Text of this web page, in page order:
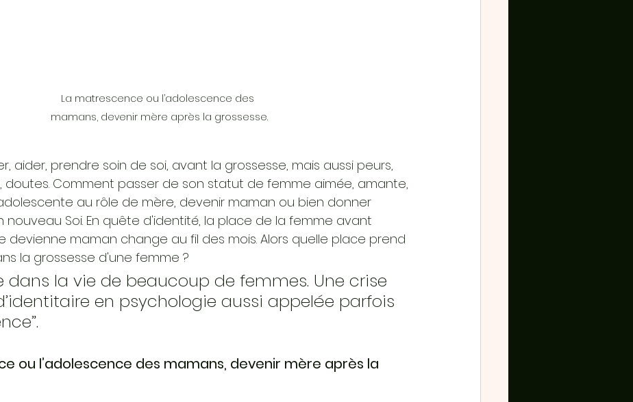
La matrescence ou l’adolescence des
mamans, devenir mère après la grossesse.
aider, prendre soin de soi, avant la grossesse, mais aussi peurs,
doutes. Comment passer de son statut de femme aimée, amante,
au rôle de mère, devenir maman ou bien donner
nouveau Soi. En quête d'identité, la place de la femme avant
devienne maman change au fil des mois. Alors quelle place prend
la grossesse d'une femme ?
dans la vie de beaucoup de femmes. Une crise
en psychologie aussi appelée parfois
ou l’adolescence des mamans, devenir mère après la